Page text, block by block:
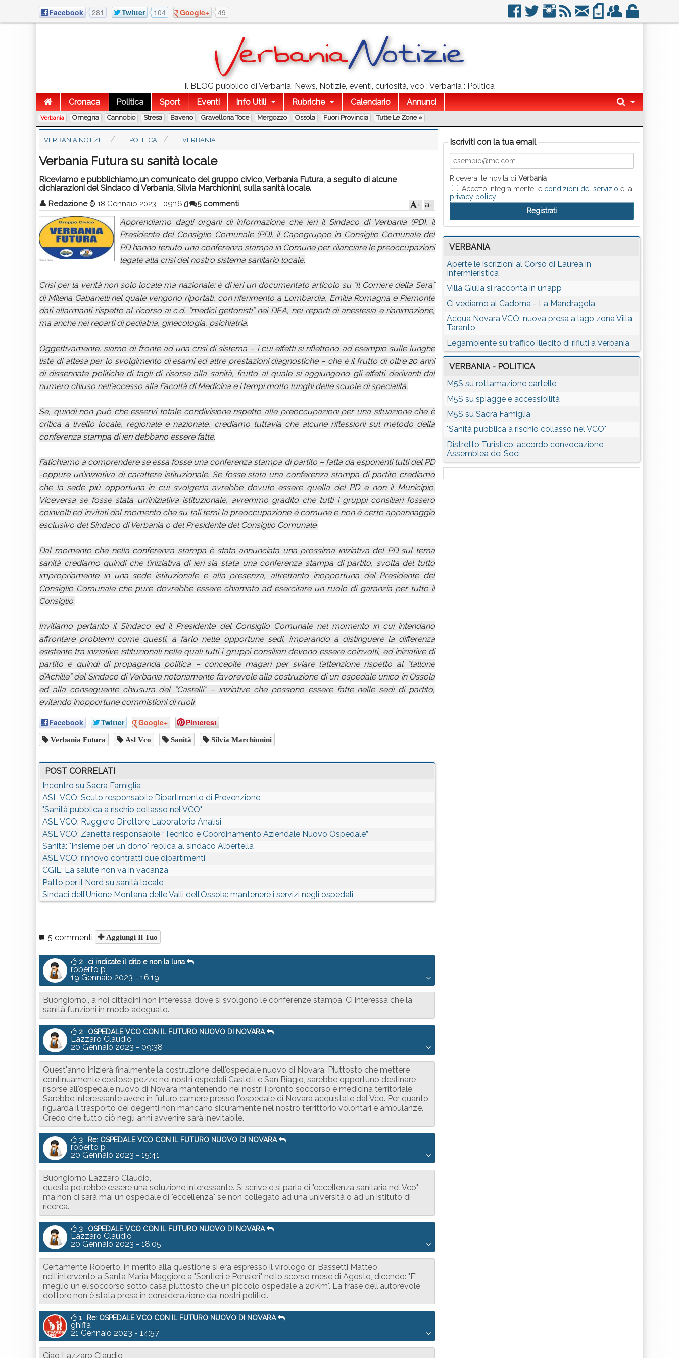
Facebook 281 Twitter 104 Google+ 49
Il BLOG pubblico di Verbania: News, Notizie, eventi, curiosità, vco : Verbania : Politica
Cronaca
Politica Sport Eventi Info Utili Rubriche Calendario Annunci
Verbania Omegna Cannobio Stresa Baveno Gravellona Toce Mergozzo Ossola Fuori Provincia Tutte Le Zone »
VERBANIA NOTIZIE POLITICA VERBANIA
Verbania Futura su sanità locale
Riceviamo e pubblichiamo,un comunicato del gruppo civico, Verbania Futura, a seguito di alcune
dichiarazioni del Sindaco di Verbania, Silvia Marchionini, sulla sanità locale.
👤 Redazione ⌚ 18 Gennaio 2023 - 09:16 5 commenti a-
+
Apprendiamo dagli organi di informazione che ieri il Sindaco di Verbania (PD), il
Presidente del Consiglio Comunale (PD), il Capogruppo in Consiglio Comunale del
PD hanno tenuto una conferenza stampa in Comune per rilanciare le preoccupazioni
legate alla crisi del nostro sistema sanitario locale.
Crisi per la verità non solo locale ma nazionale: è di ieri un documentato articolo su “Il Corriere della Sera”
di Milena Gabanelli nel quale vengono riportati, con riferimento a Lombardia, Emilia Romagna e Piemonte
dati allarmanti rispetto al ricorso ai c.d. “medici gettonisti” nei DEA, nei reparti di anestesia e rianimazione,
ma anche nei reparti di pediatria, ginecologia, psichiatria.
Oggettivamente, siamo di fronte ad una crisi di sistema – i cui effetti si riflettono ad esempio sulle lunghe
liste di attesa per lo svolgimento di esami ed altre prestazioni diagnostiche – che è il frutto di oltre 20 anni
di dissennate politiche di tagli di risorse alla sanità, frutto al quale si aggiungono gli effetti derivanti dal
numero chiuso nell’accesso alla Facoltà di Medicina e i tempi molto lunghi delle scuole di specialità.
Se, quindi non può che esservi totale condivisione rispetto alle preoccupazioni per una situazione che è
critica a livello locale, regionale e nazionale, crediamo tuttavia che alcune riflessioni sul metodo della
conferenza stampa di ieri debbano essere fatte.
Fatichiamo a comprendere se essa fosse una conferenza stampa di partito – fatta da esponenti tutti del PD
-oppure un’iniziativa di carattere istituzionale. Se fosse stata una conferenza stampa di partito crediamo
che la sede più opportuna in cui svolgerla avrebbe dovuto essere quella del PD e non il Municipio.
Viceversa se fosse stata un’iniziativa istituzionale, avremmo gradito che tutti i gruppi consiliari fossero
coinvolti ed invitati dal momento che su tali temi la preoccupazione è comune e non è certo appannaggio
esclusivo del Sindaco di Verbania o del Presidente del Consiglio Comunale.
Dal momento che nella conferenza stampa è stata annunciata una prossima iniziativa del PD sul tema
sanità crediamo quindi che l’iniziativa di ieri sia stata una conferenza stampa di partito, svolta del tutto
impropriamente in una sede istituzionale e alla presenza, altrettanto inopportuna del Presidente del
Consiglio Comunale che pure dovrebbe essere chiamato ad esercitare un ruolo di garanzia per tutto il
Consiglio.
Invitiamo pertanto il Sindaco ed il Presidente del Consiglio Comunale nel momento in cui intendano
affrontare problemi come questi, a farlo nelle opportune sedi, imparando a distinguere la differenza
esistente tra iniziative istituzionali nelle quali tutti i gruppi consiliari devono essere coinvolti, ed iniziative di
partito e quindi di propaganda politica – concepite magari per sviare l’attenzione rispetto al “tallone
d’Achille” del Sindaco di Verbania notoriamente favorevole alla costruzione di un ospedale unico in Ossola
ed alla conseguente chiusura del “Castelli” – iniziative che possono essere fatte nelle sedi di partito,
evitando inopportune commistioni di ruoli.
Facebook Twitter Google+ Pinterest
Verbania Futura Asl Vco Sanità Silvia Marchionini
POST CORRELATI
Incontro su Sacra Famiglia
ASL VCO: Scuto responsabile Dipartimento di Prevenzione
"Sanità pubblica a rischio collasso nel VCO"
ASL VCO: Ruggiero Direttore Laboratorio Analisi
ASL VCO: Zanetta responsabile “Tecnico e Coordinamento Aziendale Nuovo Ospedale”
Sanità: "Insieme per un dono" replica al sindaco Albertella
ASL VCO: rinnovo contratti due dipartimenti
CGIL: La salute non va in vacanza
Patto per il Nord su sanità locale
Sindaci dell’Unione Montana delle Valli dell’Ossola: mantenere i servizi negli ospedali
5 commenti Aggiungi Il Tuo
2 ci indicate il dito e non la luna
roberto p
19 Gennaio 2023 - 16:19
Buongiorno., a noi cittadini non interessa dove si svolgono le conferenze stampa. Ci interessa che la
sanità funzioni in modo adeguato.
2 OSPEDALE VCO CON IL FUTURO NUOVO DI NOVARA
Lazzaro Claudio
20 Gennaio 2023 - 09:38
Quest'anno inizierà finalmente la costruzione dell'ospedale nuovo di Novara. Piuttosto che mettere
continuamente costose pezze nei nostri ospedali Castelli e San Biagio, sarebbe opportuno destinare
risorse all'ospedale nuovo di Novara mantenendo nei nostri i pronto soccorso e medicina territoriale.
Sarebbe interessante avere in futuro camere presso l'ospedale di Novara acquistate dal Vco. Per quanto
riguarda il trasporto dei degenti non mancano sicuramente nel nostro territtorio volontari e ambulanze.
Credo che tutto ciò negli anni avvenire sarà inevitabile.
3 Re: OSPEDALE VCO CON IL FUTURO NUOVO DI NOVARA
roberto p
20 Gennaio 2023 - 15:41
Buongiorno Lazzaro Claudio,
questa potrebbe essere una soluzione interessante. Si scrive e si parla di "eccellenza sanitaria nel Vco",
ma non ci sarà mai un ospedale di "eccellenza" se non collegato ad una università o ad un istituto di
ricerca.
3 OSPEDALE VCO CON IL FUTURO NUOVO DI NOVARA
Lazzaro Claudio
20 Gennaio 2023 - 18:05
Certamente Roberto, in merito alla questione si era espresso il virologo dr. Bassetti Matteo
nell'intervento a Santa Maria Maggiore a "Sentieri e Pensieri" nello scorso mese di Agosto, dicendo: "E'
meglio un elisoccorso sotto casa piuttosto che un piccolo ospedale a 20Km". La frase dell'autorevole
dottore non è stata presa in considerazione dai nostri politici.
1 Re: OSPEDALE VCO CON IL FUTURO NUOVO DI NOVARA
ghiffa
21 Gennaio 2023 - 14:57
Ciao Lazzaro Claudio
Iscriviti con la tua email
Riceverai le novità diVerbania
Accetto integralmente le condizioni del servizio e la
privacy policy
VERBANIA
Aperte le iscrizioni al Corso di Laurea in
Infermieristica
Villa Giulia si racconta in un’app
Ci vediamo al Cadorna - La Mandragola
Acqua Novara VCO: nuova presa a lago zona Villa
Taranto
Legambiente su traffico illecito di rifiuti a Verbania
VERBANIA - POLITICA
M5S su rottamazione cartelle
M5S su spiagge e accessibilità
M5S su Sacra Famiglia
"Sanità pubblica a rischio collasso nel VCO"
Distretto Turistico: accordo convocazione
Assemblea dei Soci